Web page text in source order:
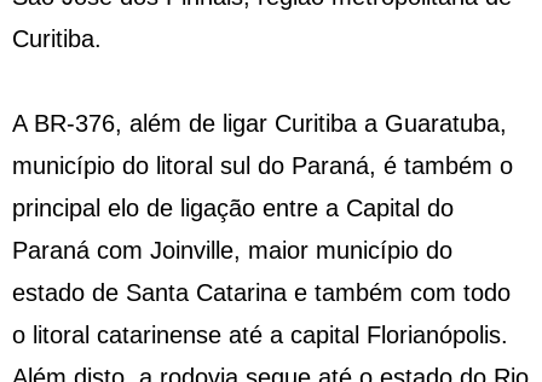
Curitiba.
A BR-376, além de ligar Curitiba a Guaratuba,
município do litoral sul do Paraná, é também o
principal elo de ligação entre a Capital do
Paraná com Joinville, maior município do
estado de Santa Catarina e também com todo
o litoral catarinense até a capital Florianópolis.